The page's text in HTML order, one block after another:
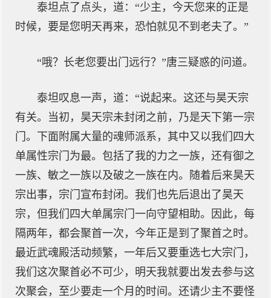
泰坦点了点头，道：“少主，今天您来的正是
时候，要是您明天再来，恐怕就见不到老夫了。”
“哦？长老您要出门远行？”唐三疑惑的问道。
泰坦叹息一声，道：“说起来。这还与昊天宗
有关。当初，昊天宗未封闭之前，乃是天下第一宗
门。下面附属大量的魂师派系，其中又以我们四大
单属性宗门为最。包括了我的力之一族，还有御之
一族、敏之一族以及破之一族在内。随着后来昊天
宗出事，宗门宣布封闭。我们也先后退出了昊天
宗，但我们四大单属宗门一向守望相助。因此，每
隔两年，都会聚首一次，今年正是到了聚首之时。
最近武魂殿活动频繁，一年后又要重选七大宗门，
我们这次聚首必不可少，明天我就要出发去参与这
次聚会，至少要走一个月的时间。还请少主不要怪